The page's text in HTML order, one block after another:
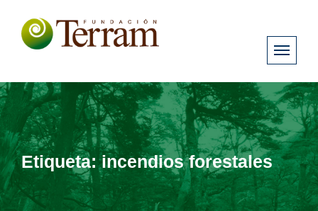
Etiqueta:incendios forestales